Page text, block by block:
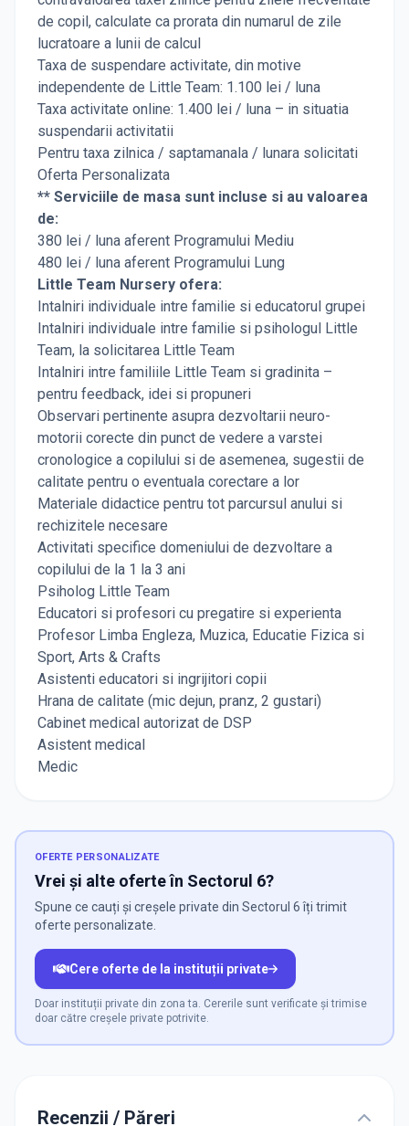
de copil, calculate ca prorata din numarul de zile
lucratoare a lunii de calcul
Taxa de suspendare activitate, din motive
independente de Little Team: 1.100 lei / luna
Taxa activitate online: 1.400 lei / luna – in situatia
suspendarii activitatii
Pentru taxa zilnica / saptamanala / lunara solicitati
Oferta Personalizata
** Serviciile de masa sunt incluse si au valoarea
de:
380 lei / luna aferent Programului Mediu
480 lei / luna aferent Programului Lung
Little Team Nursery ofera:
Intalniri individuale intre familie si educatorul grupei
Intalniri individuale intre familie si psihologul Little
Team, la solicitarea Little Team
Intalniri intre familiile Little Team si gradinita –
pentru feedback, idei si propuneri
Observari pertinente asupra dezvoltarii neuro-
motorii corecte din punct de vedere a varstei
cronologice a copilului si de asemenea, sugestii de
calitate pentru o eventuala corectare a lor
Materiale didactice pentru tot parcursul anului si
rechizitele necesare
Activitati specifice domeniului de dezvoltare a
copilului de la 1 la 3 ani
Psiholog Little Team
Educatori si profesori cu pregatire si experienta
Profesor Limba Engleza, Muzica, Educatie Fizica si
Sport, Arts & Crafts
Asistenti educatori si ingrijitori copii
Hrana de calitate (mic dejun, pranz, 2 gustari)
Cabinet medical autorizat de DSP
Asistent medical
Medic
OFERTE PERSONALIZATE
Vrei și alte oferte în Sectorul 6?
Spune ce cauți și creșele private din Sectorul 6 îți trimit
oferte personalizate.
Cere oferte de la instituții private
Doar instituții private din zona ta. Cererile sunt verificate și trimise
doar către creșele private potrivite.
Recenzii / Păreri